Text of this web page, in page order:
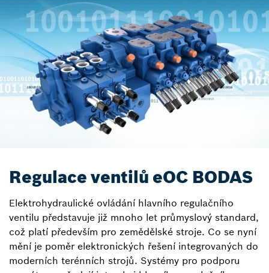
Regulace ventilů eOC BODAS
Elektrohydraulické ovládání hlavního regulačního
ventilu představuje již mnoho let průmyslový standard,
což platí především pro zemědělské stroje. Co se nyní
mění je poměr elektronických řešení integrovaných do
moderních terénních strojů. Systémy pro podporu